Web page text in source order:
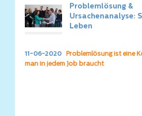
Problemlösung &
Ursachenanalyse:
Leben
11-06-2020
Problemlösung ist eine
man in jedem Job braucht